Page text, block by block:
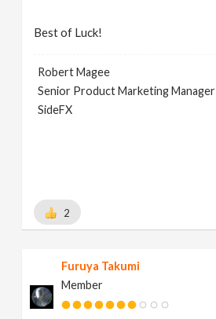
Best of Luck!
Robert Magee
Senior Product Marketing Manager
SideFX
2
Furuya Takumi
Member